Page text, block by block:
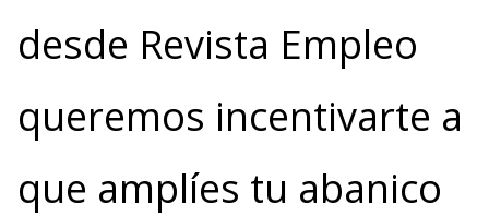
desde Revista Empleo
queremos incentivarte a
que amplíes tu abanico